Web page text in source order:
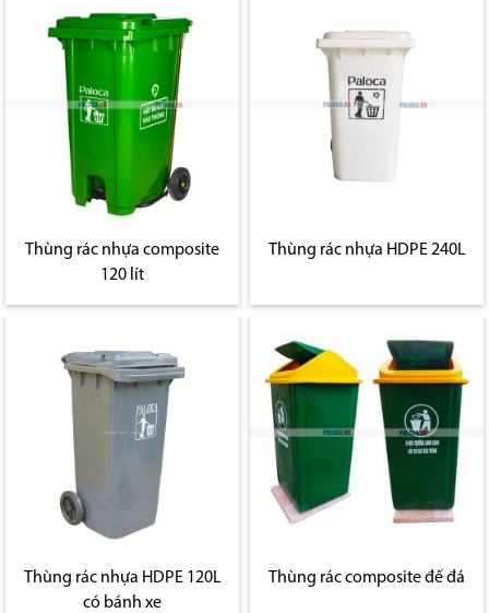
Thùng rác nhựa composite
120 lít
Thùng rác nhựa HDPE 240L
Thùng rác nhựa HDPE 120L
có bánh xe
Thùng rác composite đế đá